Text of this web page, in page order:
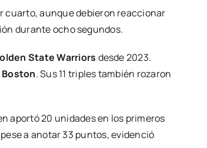
cuarto, aunque debieron reaccionar
durante ocho segundos.
State Warriors desde 2023.
Boston. Sus 11 triples también rozaron
aportó 20 unidades en los primeros
pese a anotar 33 puntos, evidenció